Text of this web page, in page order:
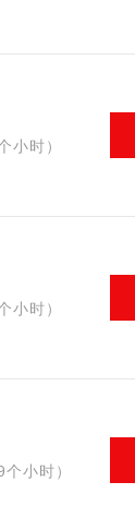
小时）
小时）
小时）